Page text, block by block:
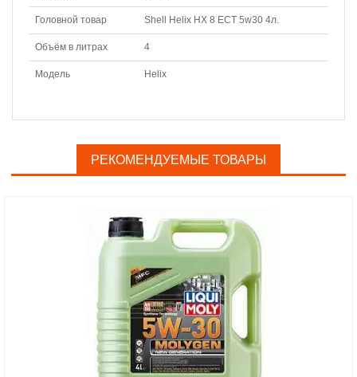
Головной товар Shell Helix HX 8 ECT 5w30 4л.
Объём в литрах 4
Модель Helix
РЕКОМЕНДУЕМЫЕ ТОВАРЫ